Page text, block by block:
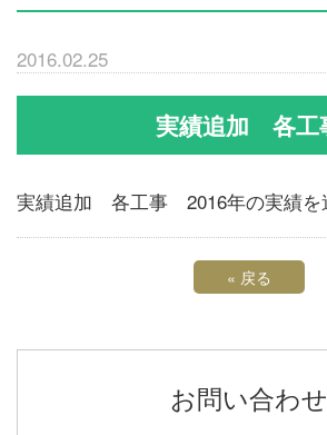
2016.02.25
実績追加 各工
実績追加 各工事 2016年の実績を
« 戻る
お問い合わせ